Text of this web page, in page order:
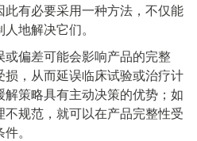
有必要采用一种方法，不仅能
地解决它们。
偏差可能会影响产品的完整
，从而延误临床试验或治疗计
策略具有主动决策的优势；如
规范，就可以在产品完整性受
。